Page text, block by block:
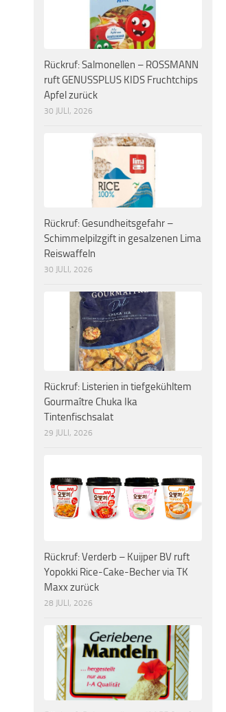
Rückruf: Salmonellen – ROSSMANN
ruft GENUSSPLUS KIDS Fruchtchips
Apfel zurück
30 JULI, 2026
Rückruf: Gesundheitsgefahr –
Schimmelpilzgift in gesalzenen Lima
Reiswaffeln
30 JULI, 2026
Rückruf: Listerien in tiefgekühltem
Gourmaître Chuka Ika
Tintenfischsalat
29 JULI, 2026
Rückruf: Verderb – Kuijper BV ruft
Yopokki Rice-Cake-Becher via TK
Maxx zurück
28 JULI, 2026